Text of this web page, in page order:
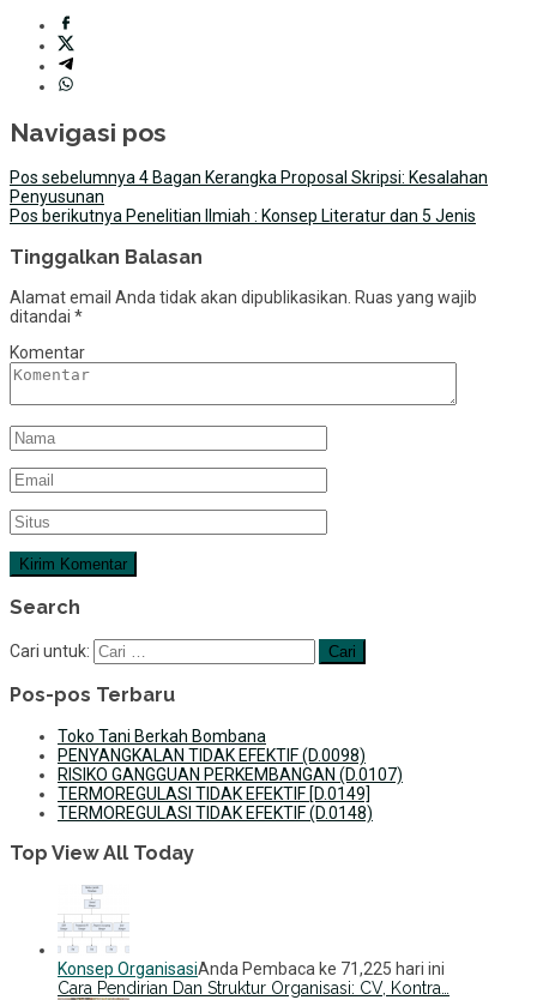
Navigasi pos
Pos sebelumnya4 Bagan Kerangka Proposal Skripsi: Kesalahan
Penyusunan
Pos berikutnya Penelitian Ilmiah : Konsep Literatur dan 5 Jenis
Tinggalkan Balasan
Alamat email Anda tidak akan dipublikasikan. Ruas yang wajib
ditandai *
Komentar
Search
Cari untuk:
Pos-pos Terbaru
Toko Tani Berkah Bombana
PENYANGKALAN TIDAK EFEKTIF (D.0098)
RISIKO GANGGUAN PERKEMBANGAN (D.0107)
TERMOREGULASI TIDAK EFEKTIF [D.0149]
TERMOREGULASI TIDAK EFEKTIF (D.0148)
Top View All Today
Konsep OrganisasiAnda Pembaca ke 71,225 hari ini
Cara Pendirian Dan Struktur Organisasi: CV, Kontra…